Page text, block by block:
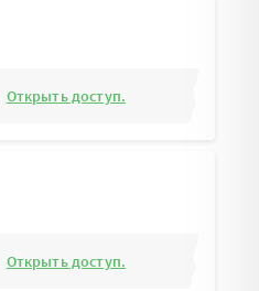
Открыть доступ.
Открыть доступ.